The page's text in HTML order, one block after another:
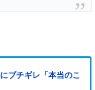
ブチギレ「本当のこ